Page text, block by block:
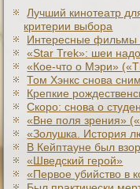
Лучший кинотеатр
критерии выбора
Интересные фильмы
«Star Trek»: шеи
«Кое-что о Мэри»
Том Хэнкс снова
Крепкие
Скоро: снова о
«Вне поля зрения»
«Золушка. История
В Кейптауне был
«Шведский герой»
«Первое убийство в